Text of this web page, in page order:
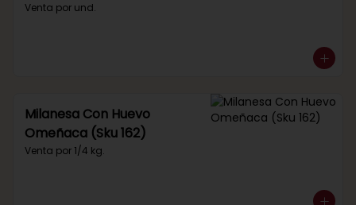
Venta por und.
Milanesa Con Huevo
Omeñaca (Sku 162)
Venta por 1/4 kg.